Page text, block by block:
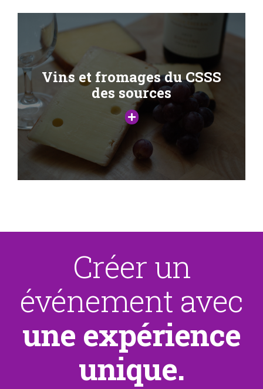
Vins et fromages du CSSS
des sources
Créer un
événement avec
une expérience
unique.